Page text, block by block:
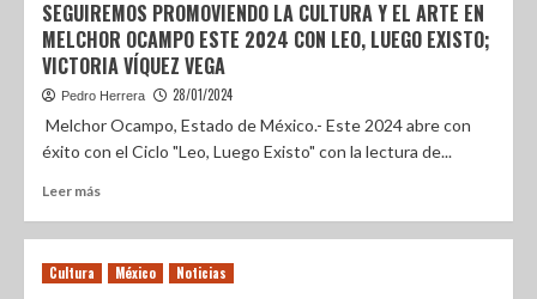
SEGUIREMOS PROMOVIENDO LA CULTURA Y EL ARTE EN
MELCHOR OCAMPO ESTE 2024 CON LEO, LUEGO EXISTO;
VICTORIA VÍQUEZ VEGA
Pedro Herrera 28/01/2024
Melchor Ocampo, Estado de México.- Este 2024 abre con
éxito con el Ciclo "Leo, Luego Existo" con la lectura de...
Leer más
Cultura México Noticias